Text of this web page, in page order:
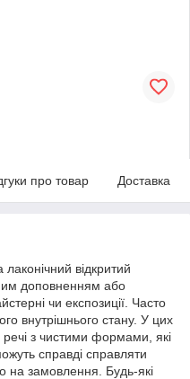
про товар Доставка
відкритий
доповненням або
чи експозиції. Часто
внутрішнього стану. У цих
речі з чистими формами, які
справді справляти
на замовлення. Будь-які